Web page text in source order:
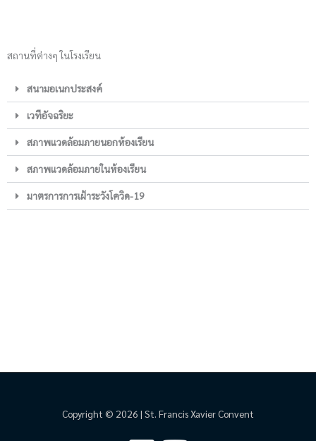
สถานที่ต่างๆ ในโรงเรียน
สนามอเนกประสงค์
เวทีอัจฉริยะ
สภาพแวดล้อมภายนอกห้องเรียน
สภาพแวดล้อมภายในห้องเรียน
มาตรการการเฝ้าระวังโควิด-19
Copyright © 2026 | St. Francis Xavier Convent